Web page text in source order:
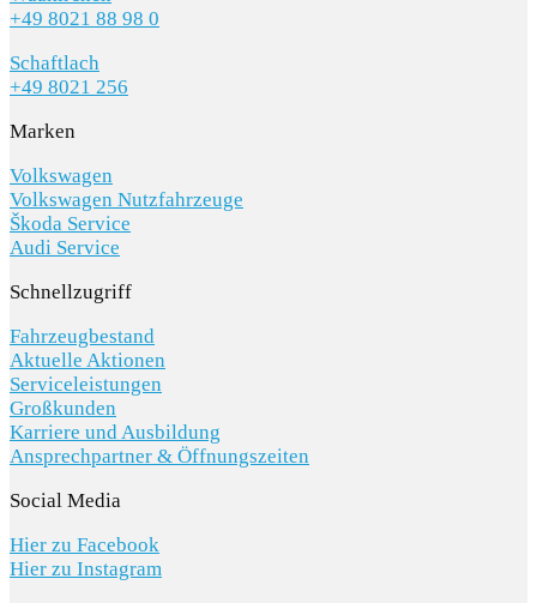
+49 8021 88 98 0
Schaftlach
+49 8021 256
Marken
Volkswagen
Volkswagen Nutzfahrzeuge
Škoda Service
Audi Service
Schnellzugriff
Fahrzeugbestand
Aktuelle Aktionen
Serviceleistungen
Großkunden
Karriere und Ausbildung
Ansprechpartner & Öffnungszeiten
Social Media
Hier zu Facebook
Hier zu Instagram